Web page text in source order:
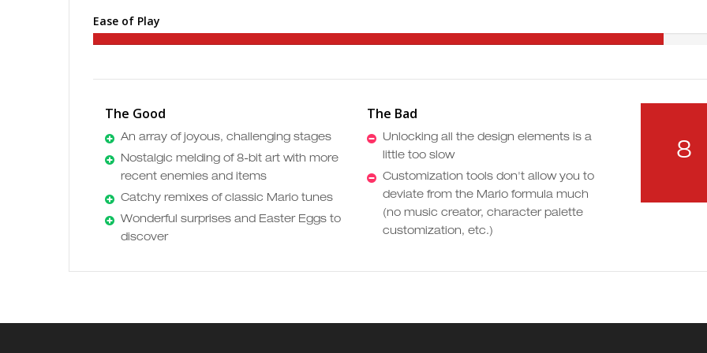
Ease of Play
8
The Good
An array of joyous, challenging stages
Nostalgic melding of 8-bit art with more
recent enemies and items
Catchy remixes of classic Mario tunes
Wonderful surprises and Easter Eggs to
discover
The Bad
Unlocking all the design elements is a
little too slow
Customization tools don't allow you to
deviate from the Mario formula much
(no music creator, character palette
customization, etc.)